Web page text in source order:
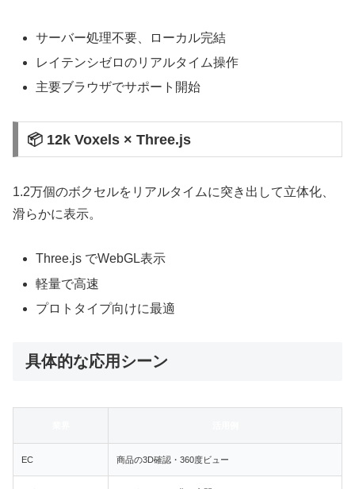
サーバー処理不要、ローカル完結
レイテンシゼロのリアルタイム操作
主要ブラウザでサポート開始
📦 12k Voxels × Three.js
1.2万個のボクセルをリアルタイムに突き出して立体化、
滑らかに表示。
Three.js でWebGL表示
軽量で高速
プロトタイプ向けに最適
具体的な応用シーン
EC 商品の3D確認・360度ビュー